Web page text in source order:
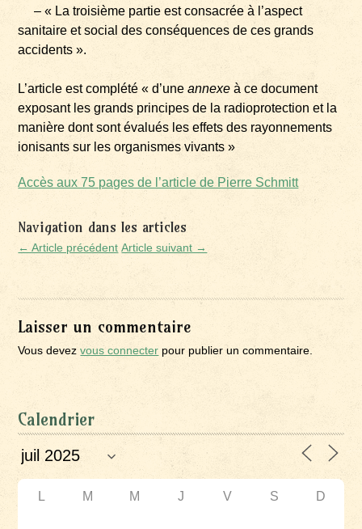
– « La troisième partie est consacrée à l’aspect
sanitaire et social des conséquences de ces grands
accidents ».
L’article est complété « d’uneannexe à ce document
exposant les grands principes de la radioprotection et la
manière dont sont évalués les effets des rayonnements
ionisants sur les organismes vivants »
Accès aux 75 pages de l’article de Pierre Schmitt
Navigation dans les articles
← Article précédent Article suivant →
Laisser un commentaire
Vous devezvous connecter pour publier un commentaire.
Calendrier
L M M J V S D